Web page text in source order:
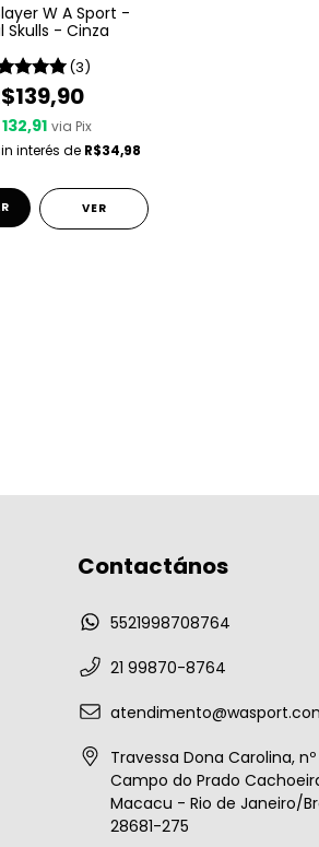
W A Sport -
Skulls - Cinza
(3)
via Pix
interés de R$34,98
VER
Contactános
5521998708764
21 99870-8764
Travessa Dona Carolina,
Campo do Prado
Macacu - Rio de Janeiro/
28681-275